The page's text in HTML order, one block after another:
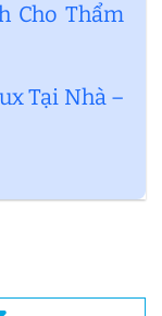
Cho Thẩm
Tại Nhà –